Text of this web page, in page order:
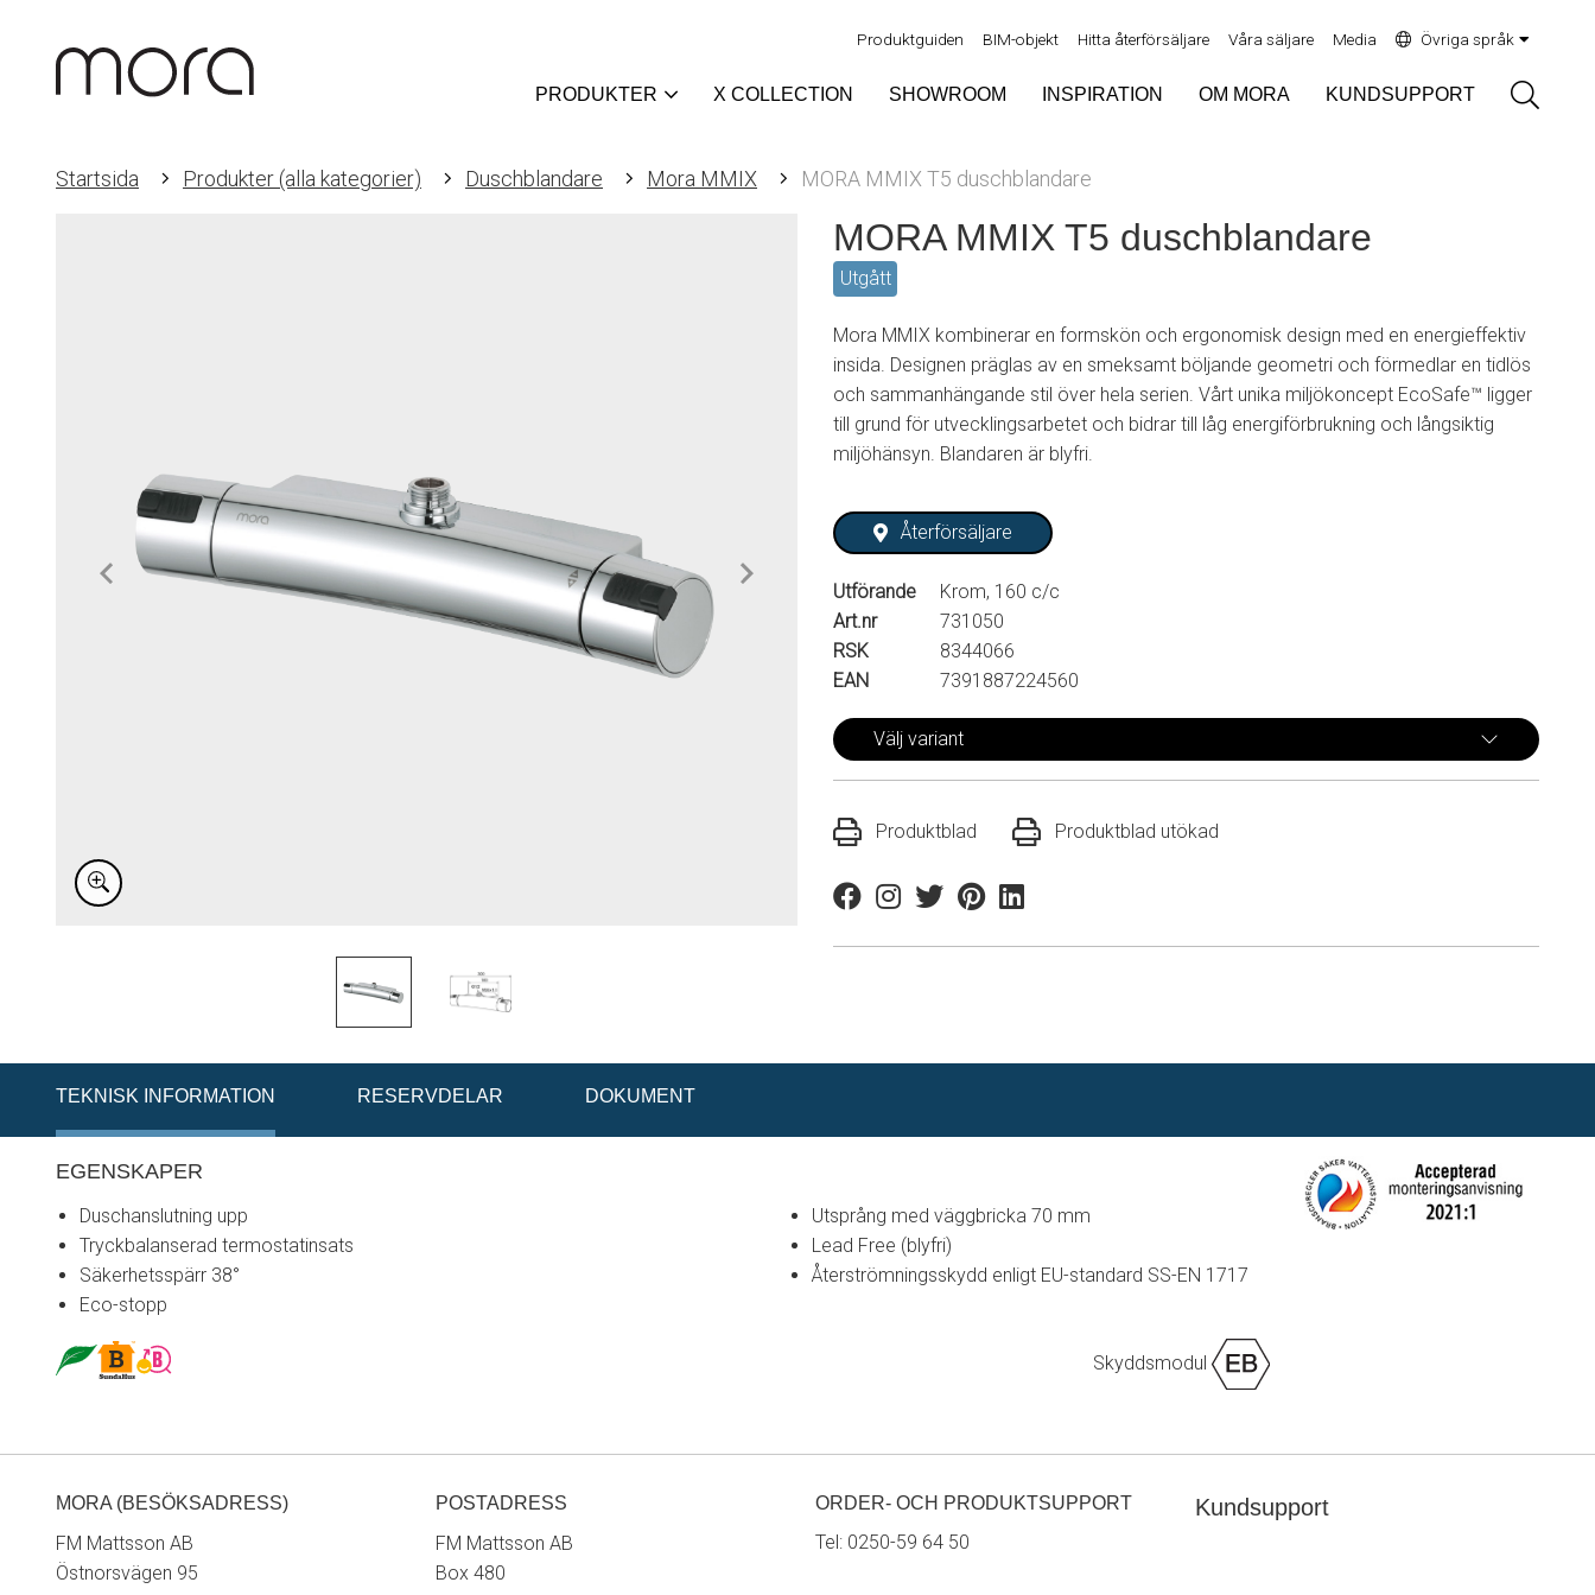
Produktguiden BIM-objekt Hitta återförsäljare Våra säljare Media Övriga språk
PRODUKTER X COLLECTION SHOWROOM INSPIRATION OM MORA KUNDSUPPORT
Startsida Produkter (alla kategorier) Duschblandare Mora MMIX MORA MMIX T5 duschblandare
MORA MMIX T5 duschblandare
Utgått
Mora MMIX kombinerar en formskön och ergonomisk design med en energieffektiv
insida. Designen präglas av en smeksamt böljande geometri och förmedlar en tidlös
och sammanhängande stil över hela serien. Vårt unika miljökoncept EcoSafe™ ligger
till grund för utvecklingsarbetet och bidrar till låg energiförbrukning och långsiktig
miljöhänsyn. Blandaren är blyfri.
Återförsäljare
Utförande
Krom, 160 c/c
Art.nr
731050
RSK
8344066
EAN
7391887224560
Välj variant
Produktblad Produktblad utökad
FacebookInstagram
TwitterPinterestLinkedin
TEKNISK INFORMATION RESERVDELAR DOKUMENT
EGENSKAPER
Duschanslutning upp
Tryckbalanserad termostatinsats
Säkerhetsspärr 38°
Eco-stopp
Utsprång med väggbricka 70 mm
Lead Free (blyfri)
Återströmningsskydd enligt EU-standard SS-EN 1717
Skyddsmodul
MORA (BESÖKSADRESS)
FM Mattsson AB
Östnorsvägen 95
POSTADRESS
FM Mattsson AB
Box 480
ORDER- OCH PRODUKTSUPPORT
Tel: 0250-59 64 50
Kundsupport